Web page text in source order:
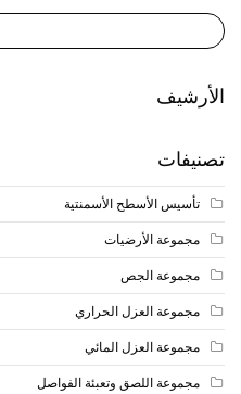
الأرشيف
تصنيفات
تأسيس الأسطح الأسمنتية
مجموعة الأرضيات
مجموعة الجص
مجموعة العزل الحراري
مجموعة العزل المائي
مجموعة اللصق وتعبئة الفواصل